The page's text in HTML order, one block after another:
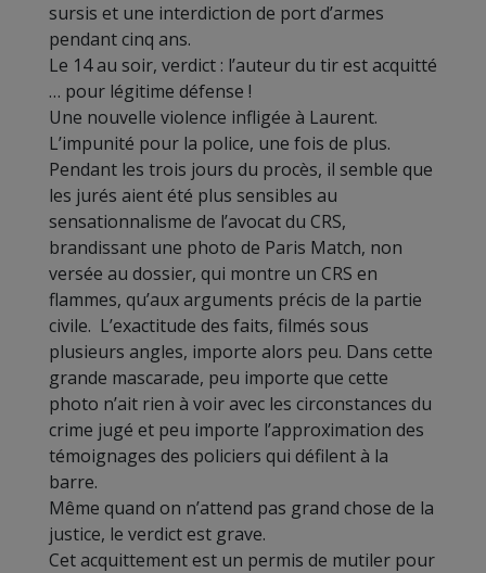
sursis et une interdiction de port d’armes
pendant cinq ans.
Le 14 au soir, verdict : l’auteur du tir est acquitté
… pour légitime défense !
Une nouvelle violence infligée à Laurent.
L’impunité pour la police, une fois de plus.
Pendant les trois jours du procès, il semble que
les jurés aient été plus sensibles au
sensationnalisme de l’avocat du CRS,
brandissant une photo de Paris Match, non
versée au dossier, qui montre un CRS en
flammes, qu’aux arguments précis de la partie
civile. L’exactitude des faits, filmés sous
plusieurs angles, importe alors peu. Dans cette
grande mascarade, peu importe que cette
photo n’ait rien à voir avec les circonstances du
crime jugé et peu importe l’approximation des
témoignages des policiers qui défilent à la
barre.
Même quand on n’attend pas grand chose de la
justice, le verdict est grave.
Cet acquittement est un permis de mutiler pour